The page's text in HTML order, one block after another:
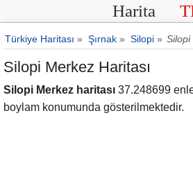
Harita
Türkiye Haritası » Şırnak » Silopi » Silopi
Silopi Merkez Haritası
Silopi Merkez haritası 37.248699
boylam konumunda gösterilmektedir.